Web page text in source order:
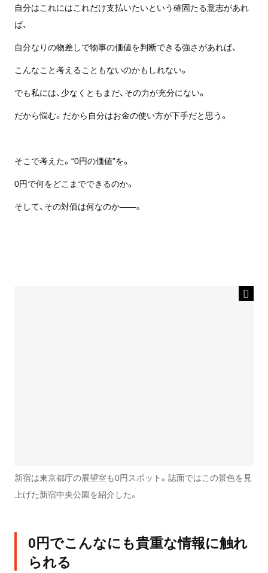
自分はこれにはこれだけ支払いたいという確固たる意志があれ
ば、
自分なりの物差しで物事の価値を判断できる強さがあれば、
こんなこと考えることもないのかもしれない。
でも私には、少なくともまだ、その力が充分にない。
だから悩む。だから自分はお金の使い方が下手だと思う。
そこで考えた。“0円の価値”を。
0円で何をどこまでできるのか。
そして、その対価は何なのか――。
新宿は東京都庁の展望室も0円スポット。誌面ではこの景色を見
上げた新宿中央公園を紹介した。
0円でこんなにも貴重な情報に触れ
られる